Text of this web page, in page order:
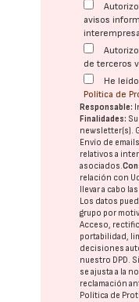
avisos
de terceros
He
Política de
Responsable:
Finalidades:
newsletter(s).
Envío de
relativos a
asociados.
relación con
llevar a cabo
Los datos
grupo por
Acceso,
portabilidad,
decisiones
nuestro DPD.
se ajusta a la
reclamación
Política de